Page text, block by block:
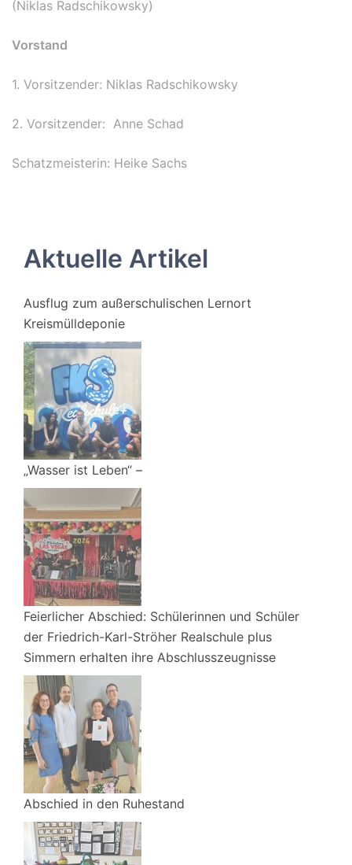
(Niklas Radschikowsky)
Vorstand
1. Vorsitzender: Niklas Radschikowsky
2. Vorsitzender: Anne Schad
Schatzmeisterin: Heike Sachs
Aktuelle Artikel
Ausflug zum außerschulischen Lernort
Kreismülldeponie
„Wasser ist Leben“ –
Feierlicher Abschied: Schülerinnen und Schüler
der Friedrich-Karl-Ströher Realschule plus
Simmern erhalten ihre Abschlusszeugnisse
Abschied in den Ruhestand